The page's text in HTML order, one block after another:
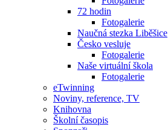
72 hodin
Fotogalerie
Naučná stezka Liběšice
Česko vesluje
Fotogalerie
Naše virtuální škola
Fotogalerie
eTwinning
Noviny, reference, TV
Knihovna
Školní časopis